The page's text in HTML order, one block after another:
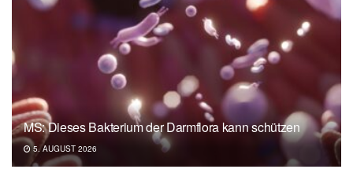
American Journal of Clinical Nutrition: Lipid-
based nutrient supplements and all-cause
mortality in children 6–24 months of age: a
meta-analysis of randomized controlled trials,
(Abruf: 10.11.2019),American Journal of
Clinical Nutrition
MS: Dieses Bakterium der Darmflora kann schützen
5. AUGUST 2026